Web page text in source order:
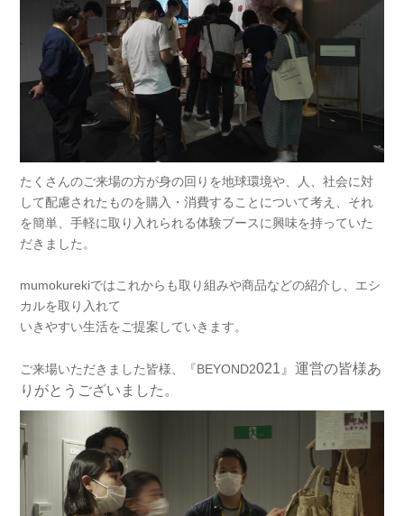
たくさんのご来場の方が身の回りを地球環境や、人、社会に対
して配慮されたものを購入・消費することについて考え、それ
を簡単、手軽に取り入れられる体験ブースに興味を持っていた
だきました。
mumokurekiではこれからも取り組みや商品などの紹介し、エシ
カルを取り入れて
いきやすい生活をご提案していきます。
ご来場いただきました皆様、『BEYOND2021』運営の皆様あ
りがとうございました。